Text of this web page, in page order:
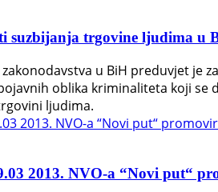
suzbijanja trgovine ljudima u
u BiH preduvjet je
oblika kriminaliteta koji se
ljudima.
2013. NVO-a “Novi put“